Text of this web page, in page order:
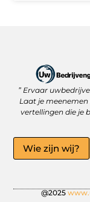
” Ervaar
Laat je
vertellingen die je
Wie zijn wij?
@2025